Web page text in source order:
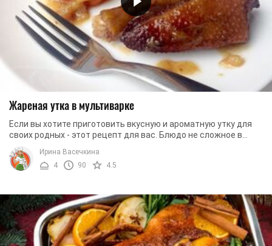
Жареная утка в мультиварке
Если вы хотите приготовить вкусную и ароматную утку для
своих родных - этот рецепт для вас. Блюдо не сложное в
приготовлении, однако мясо можно легко ...
Ирина Васечкина
4
90 4.5